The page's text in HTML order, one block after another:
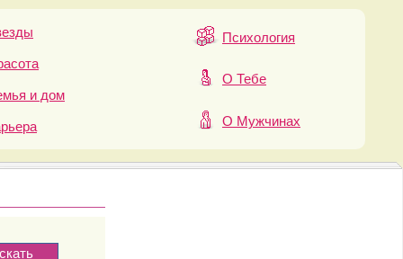
и дом
Психология
О Тебе
О Мужчинах